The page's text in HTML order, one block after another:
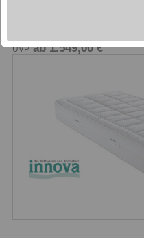
UVPab 1.549,00 €